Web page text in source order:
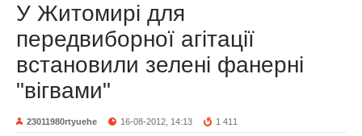
У Житомирі для
передвиборної агітації
встановили зелені фанерні
"вігвами"
23011980rtyuehe 16-08-2012, 14:13 1 411